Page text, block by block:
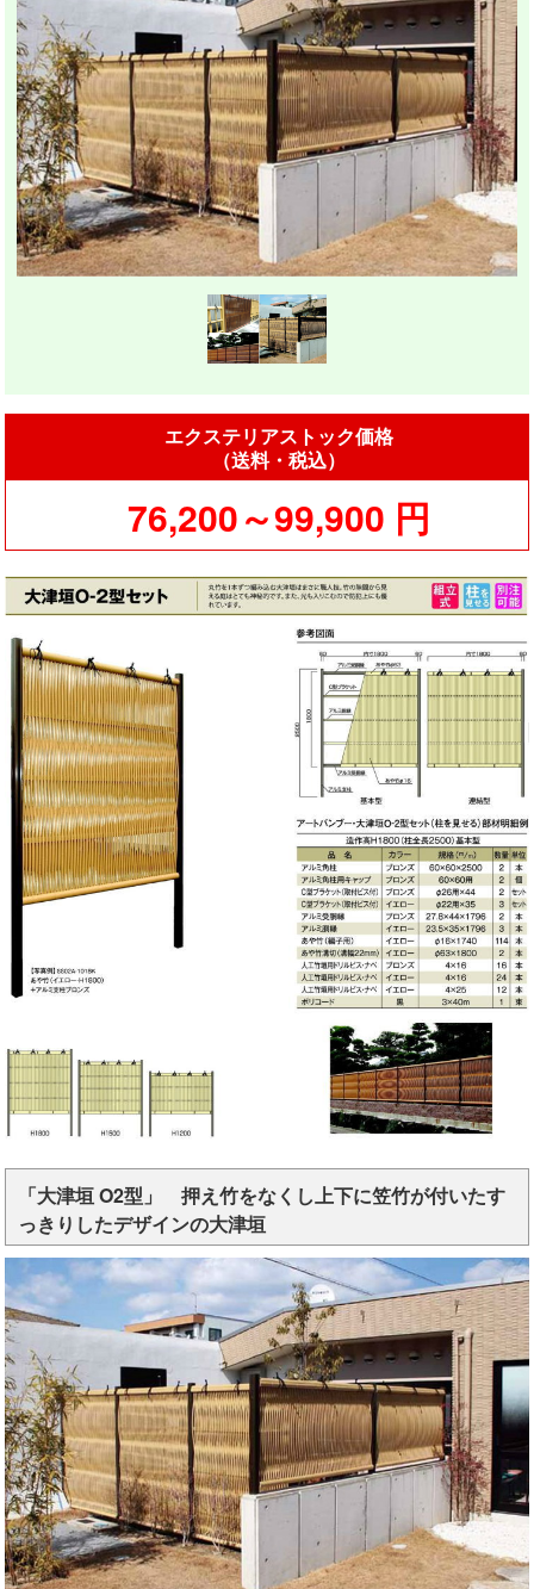
エクステリアストック価格
（送料・税込）
76,200～99,900 円
「大津垣 O2型」 押え竹をなくし上下に笠竹が付いたす
っきりしたデザインの大津垣